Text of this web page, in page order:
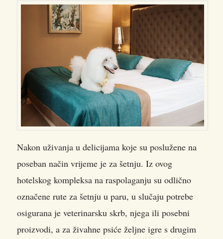
Nakon uživanja u delicijama koje su poslužene na
poseban način vrijeme je za šetnju. Iz ovog
hotelskog kompleksa na raspolaganju su odlično
označene rute za šetnju u paru, u slučaju potrebe
osigurana je veterinarsku skrb, njega ili posebni
proizvodi, a za živahne psiće željne igre s drugim